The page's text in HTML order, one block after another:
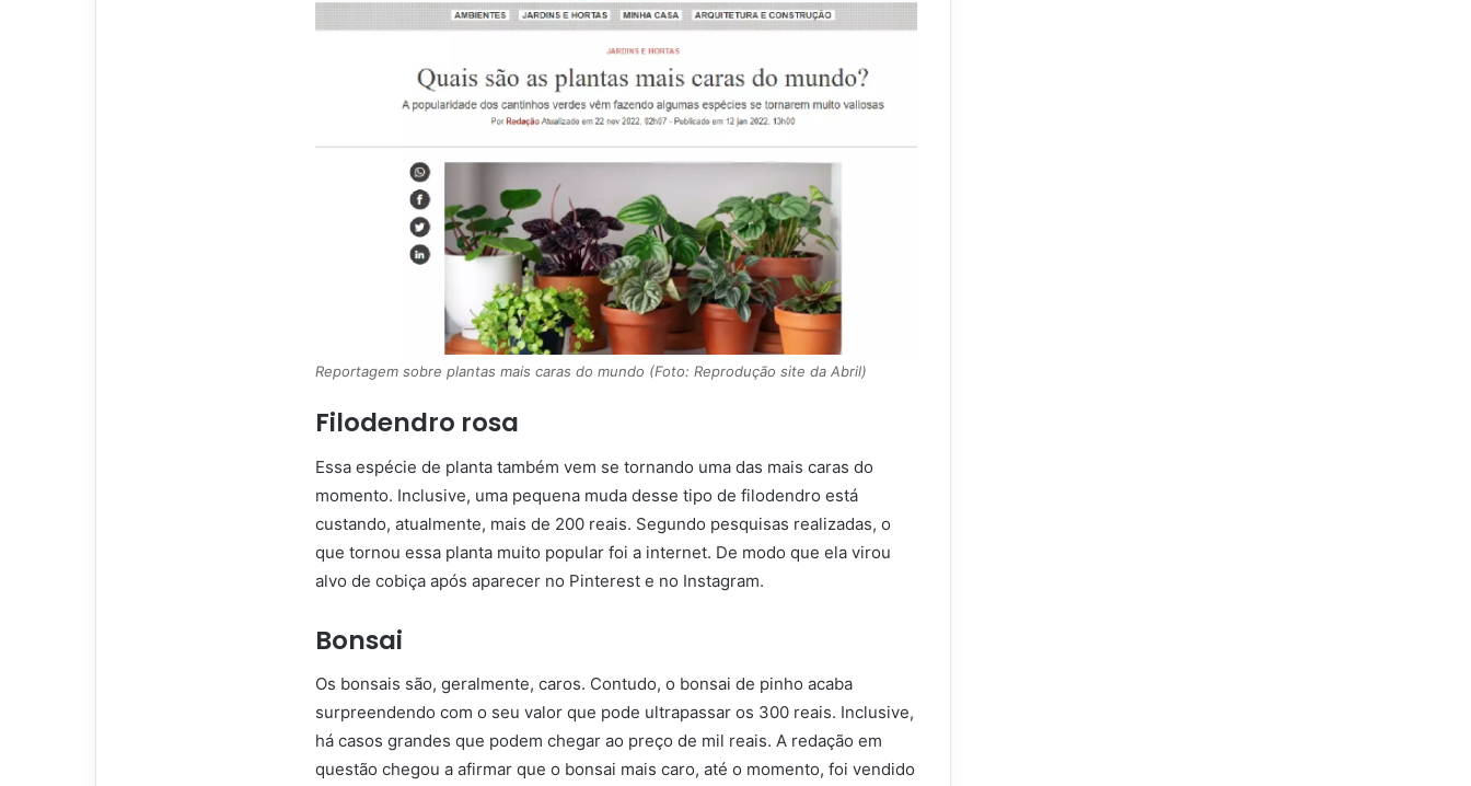
Reportagem sobre plantas mais caras do mundo (Foto: Reprodução site da Abril)
Filodendro rosa
Essa espécie de planta também vem se tornando uma das mais caras do
momento. Inclusive, uma pequena muda desse tipo de filodendro está
custando, atualmente, mais de 200 reais. Segundo pesquisas realizadas, o
que tornou essa planta muito popular foi a internet. De modo que ela virou
alvo de cobiça após aparecer no Pinterest e no Instagram.
Bonsai
Os bonsais são, geralmente, caros. Contudo, o bonsai de pinho acaba
surpreendendo com o seu valor que pode ultrapassar os 300 reais. Inclusive,
há casos grandes que podem chegar ao preço de mil reais. A redação em
questão chegou a afirmar que o bonsai mais caro, até o momento, foi vendido